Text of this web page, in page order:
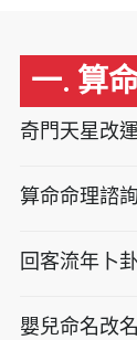
一. 算
奇門天星改
算命命理諮詢
回客流年卜卦
嬰兒命名改名